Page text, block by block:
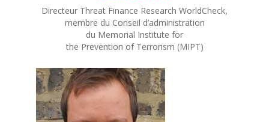
Directeur Threat Finance Research WorldCheck,
membre du Conseil d’administration
du Memorial Institute for
the Prevention of Terrorism (MIPT)